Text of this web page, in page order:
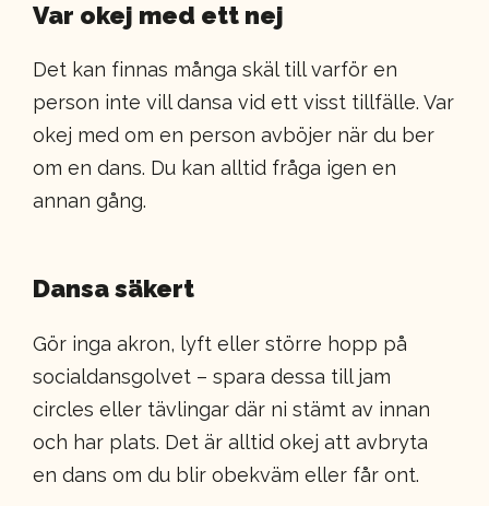
Var okej med ett nej
Det kan finnas många skäl till varför en
person inte vill dansa vid ett visst tillfälle. Var
okej med om en person avböjer när du ber
om en dans. Du kan alltid fråga igen en
annan gång.
Dansa säkert
Gör inga akron, lyft eller större hopp på
socialdansgolvet – spara dessa till jam
circles eller tävlingar där ni stämt av innan
och har plats. Det är alltid okej att avbryta
en dans om du blir obekväm eller får ont.